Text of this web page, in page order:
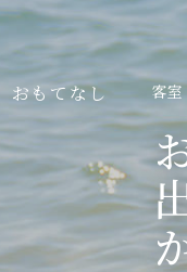
おもてなし 客室